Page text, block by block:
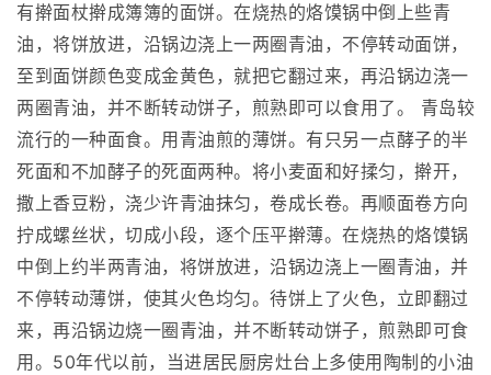
有擀面杖擀成簿簿的面饼。在烧热的烙馍锅中倒上些青
油，将饼放进，沿锅边浇上一两圈青油，不停转动面饼，
至到面饼颜色变成金黄色，就把它翻过来，再沿锅边浇一
两圈青油，并不断转动饼子，煎熟即可以食用了。 青岛较
流行的一种面食。用青油煎的薄饼。有只另一点酵子的半
死面和不加酵子的死面两种。将小麦面和好揉匀，擀开，
撒上香豆粉，浇少许青油抹匀，卷成长卷。再顺面卷方向
拧成螺丝状，切成小段，逐个压平擀薄。在烧热的烙馍锅
中倒上约半两青油，将饼放进，沿锅边浇上一圈青油，并
不停转动薄饼，使其火色均匀。待饼上了火色，立即翻过
来，再沿锅边烧一圈青油，并不断转动饼子，煎熟即可食
用。50年代以前，当进居民厨房灶台上多使用陶制的小油